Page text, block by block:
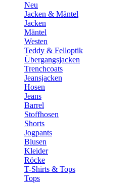
Neu
Jacken & Mäntel
Jacken
Mäntel
Westen
Teddy & Felloptik
Übergangsjacken
Trenchcoats
Jeansjacken
Hosen
Jeans
Barrel
Stoffhosen
Shorts
Jogpants
Blusen
Kleider
Röcke
T-Shirts & Tops
Tops